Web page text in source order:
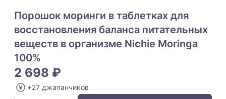
Порошок моринги в таблетках для
восстановления баланса питательных
веществ в организме Nichie Moringa
100%
2 698 ₽
+27 джапанчиков